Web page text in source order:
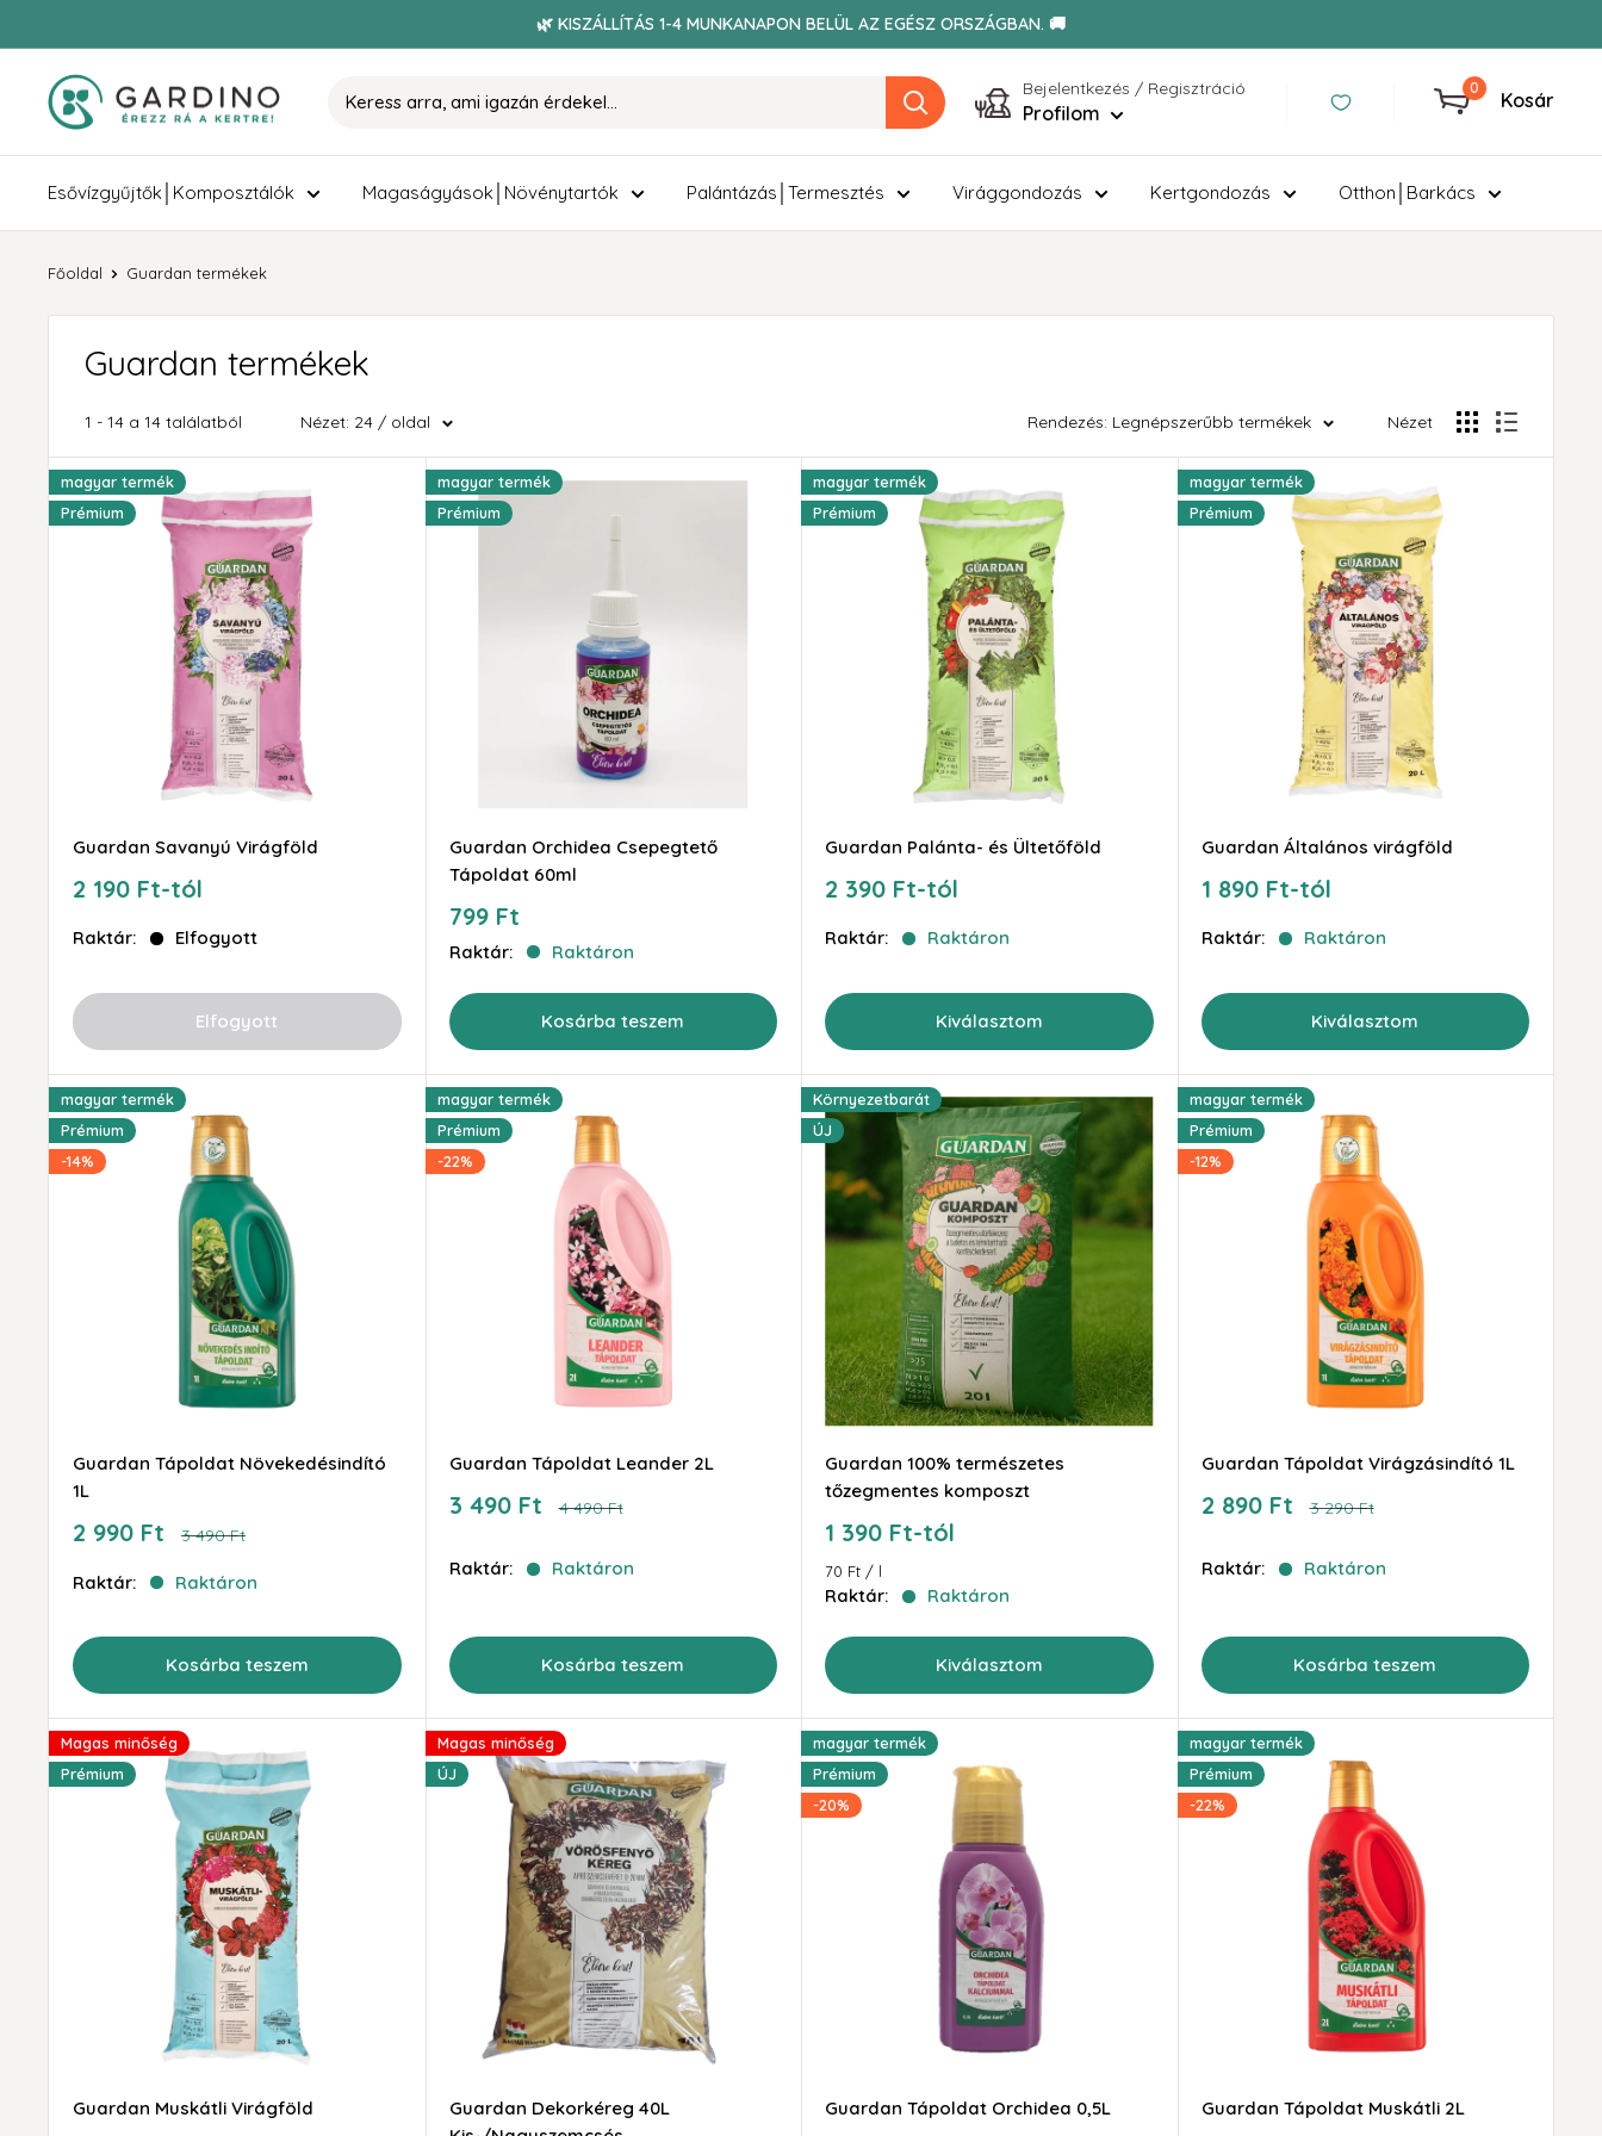
🌿 KISZÁLLÍTÁS 1-4 MUNKANAPON BELÜL AZ EGÉSZ ORSZÁGBAN. 🚚
Gardino Bejelentkezés / Regisztráció
Profilom
0
Kosár
Esővízgyűjtők│Komposztálók Magaságyások│Növénytartók Palántázás│Termesztés Virággondozás Kertgondozás Otthon│Barkács
Főoldal Guardan termékek
Guardan termékek
1 - 14 a 14 találatból Nézet: 24 / oldal Rendezés: Legnépszerűbb termékek Nézet
magyar termék
Prémium
Guardan Savanyú Virágföld
Akciós
2 190 Ft-tól
Raktár: Elfogyott
Elfogyott
magyar termék
Prémium
Guardan Orchidea Csepegtető
Tápoldat 60ml
Akciós
799 Ft
Raktár: Raktáron
Kosárba teszem
magyar termék
Prémium
Guardan Palánta- és Ültetőföld
Akciós
2 390 Ft-tól
Raktár: Raktáron
Kiválasztom
magyar termék
Prémium
Guardan Általános virágföld
Akciós
1 890 Ft-tól
Raktár: Raktáron
Kiválasztom
magyar termék
Prémium
-14%
Guardan Tápoldat Növekedésindító
1L
Akciós
2 990 Ft Ár
3 490 Ft
Raktár: Raktáron
Kosárba teszem
magyar termék
Prémium
-22%
Guardan Tápoldat Leander 2L
Akciós
3 490 Ft Ár
4 490 Ft
Raktár: Raktáron
Kosárba teszem
Környezetbarát
ÚJ
Guardan 100% természetes
tőzegmentes komposzt
Akciós
1 390 Ft-tól
70 Ft / l
Raktár: Raktáron
Kiválasztom
magyar termék
Prémium
-12%
Guardan Tápoldat Virágzásindító 1L
Akciós
2 890 Ft Ár
3 290 Ft
Raktár: Raktáron
Kosárba teszem
Magas minőség
Prémium
Guardan Muskátli Virágföld
Magas minőség
ÚJ
Guardan Dekorkéreg 40L
magyar termék
Prémium
-20%
Guardan Tápoldat Orchidea 0,5L
magyar termék
Prémium
-22%
Guardan Tápoldat Muskátli 2L